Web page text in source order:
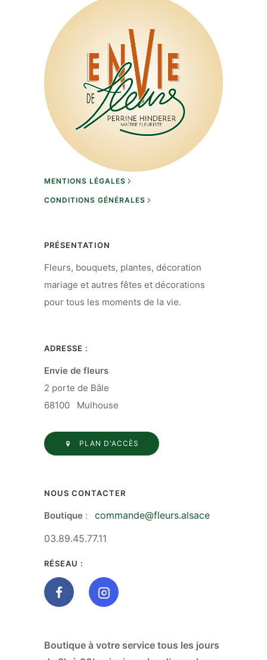
MENTIONS LÉGALES
CONDITIONS GÉNÉRALES
PRÉSENTATION
Fleurs, bouquets, plantes, décoration
mariage et autres fêtes et décorations
pour tous les moments de la vie.
ADRESSE :
Envie de fleurs
2 porte de Bâle
68100 Mulhouse
PLAN D'ACCÈS
NOUS CONTACTER
Boutique :
commande@fleurs.alsace
03.89.45.77.11
RÉSEAU :
Boutique à votre service tous les jours